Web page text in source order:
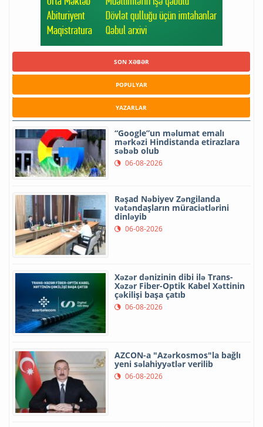
SON XƏBƏR
POPULYAR
YAZARLAR
“Google”un məlumat emalı
mərkəzi Hindistanda etirazlara
səbəb olub
06-08-2026
Rəşad Nəbiyev Zəngilanda
vətəndaşların müraciətlərini
dinləyib
06-08-2026
Xəzər dənizinin dibi ilə Trans-
Xəzər Fiber-Optik Kabel Xəttinin
çəkilişi başa çatıb
06-08-2026
AZCON-a "Azərkosmos"la bağlı
yeni səlahiyyətlər verilib
06-08-2026